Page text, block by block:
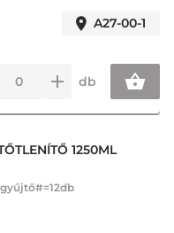
A27-00-1
db
1250ML